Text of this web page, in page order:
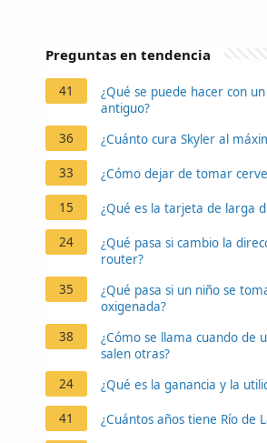
Preguntas en tendencia
41
¿Qué se puede hacer con
antiguo?
36
¿Cuánto cura Skyler al
33 ¿Cómo dejar de tomar
15 ¿Qué es la tarjeta de larga
24
¿Qué pasa si cambio la
router?
35
¿Qué pasa si un niño se
oxigenada?
38
¿Cómo se llama cuando de
salen otras?
24
¿Qué es la ganancia y la
41 ¿Cuántos años tiene Río de